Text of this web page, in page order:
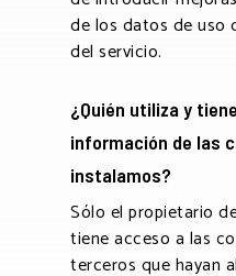
de los datos de uso
del servicio.
¿Quién utiliza y
información de las
instalamos?
Sólo el propietario
tiene acceso a las
terceros que hayan